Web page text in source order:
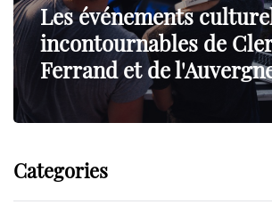
Les événements
incontournables de
Ferrand et de
Categories